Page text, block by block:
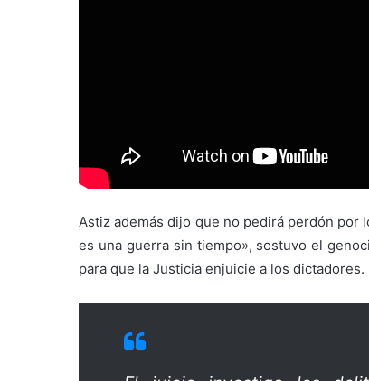
Astiz además dijo que no pedirá perdón por
es una guerra sin tiempo», sostuvo el
para que la Justicia enjuicie a los dictadores.